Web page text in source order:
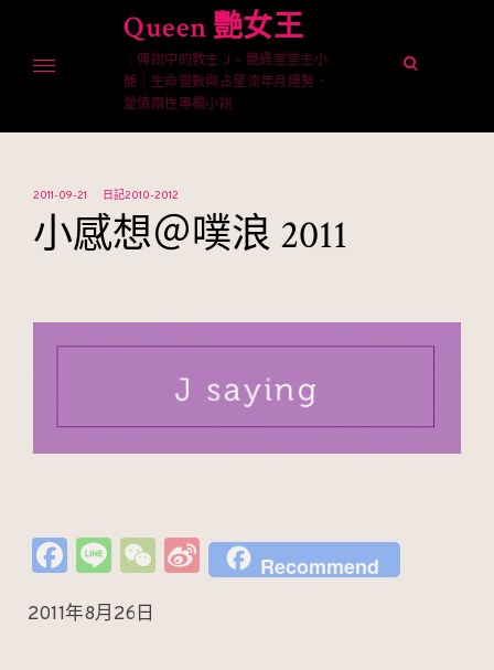
content
Queen 艷女王
｜傳說中的教主 J – 艷遇堂堂主小
艷｜生命靈數與占星流年月運勢、
愛情兩性專欄小說
open
2011-09-21 日記2010-2012
小感想＠噗浪 2011
Fa
c
e
Li
e
W Si
n
Recommend
2011年8月26日